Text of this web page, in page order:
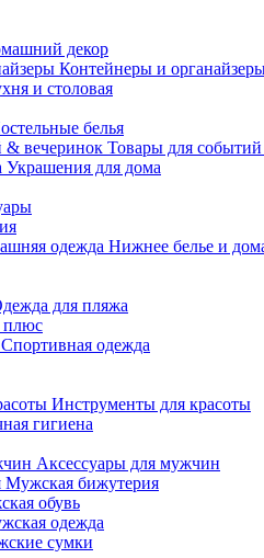
декор
Контейнеры и
и столовая
белья
Товары для
Украшения для дома
Нижнее белье и
для пляжа
плюс
Спортивная одежда
Инструменты для красоты
гигиена
Аксессуары для мужчин
Мужская бижутерия
обувь
одежда
сумки